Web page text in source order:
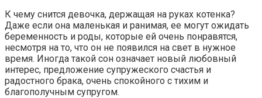
К чему снится девочка, держащая на руках котенка?
Даже если она маленькая и ранимая, ее могут ожидать
беременность и роды, которые ей очень понравятся,
несмотря на то, что он не появился на свет в нужное
время. Иногда такой сон означает новый любовный
интерес, предложение супружеского счастья и
радостного брака, очень спокойного с тихим и
благополучным супругом.